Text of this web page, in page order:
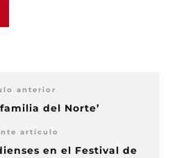
anterior
del Norte’
artículo
en el Festival de